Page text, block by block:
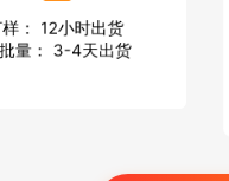
： 12小时出货
量： 3-4天出货